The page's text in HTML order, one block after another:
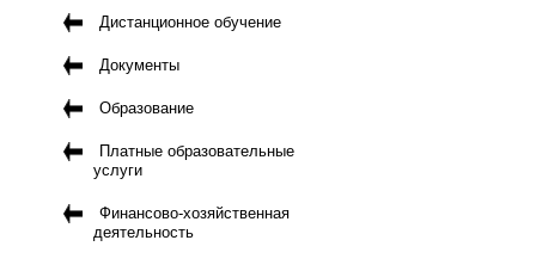
Дистанционное обучение
Документы
Образование
Платные образовательные
услуги
Финансово-хозяйственная
деятельность